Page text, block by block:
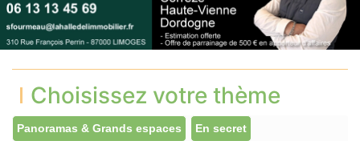
Choisissez votre thème
Panoramas & Grands espaces En secret